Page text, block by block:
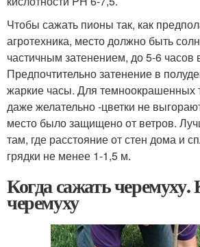
Чтобы сажать пионы так, как
агротехника, место должно быть
частичным затенением, до 5-6 часов
Предпочтительно затенение в
жаркие часы. Для темноокрашенных
даже желательно -цветки не
место было защищено от ветров.
там, где расстояние от стен дома и
грядки не менее 1-1,5 м.
Когда сажать черемуху.
черемуху